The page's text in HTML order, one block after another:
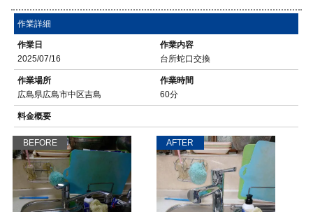
作業詳細
作業日
2025/07/16
作業内容
台所蛇口交換
作業場所
広島県広島市中区吉島
作業時間
60分
料金概要
BEFORE AFTER